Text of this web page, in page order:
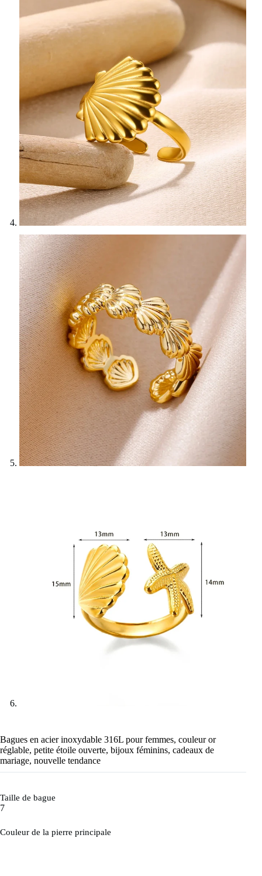
Bagues en acier inoxydable 316L pour femmes, couleur or
réglable, petite étoile ouverte, bijoux féminins, cadeaux de
mariage, nouvelle tendance
Taille de bague
7
Couleur de la pierre principale